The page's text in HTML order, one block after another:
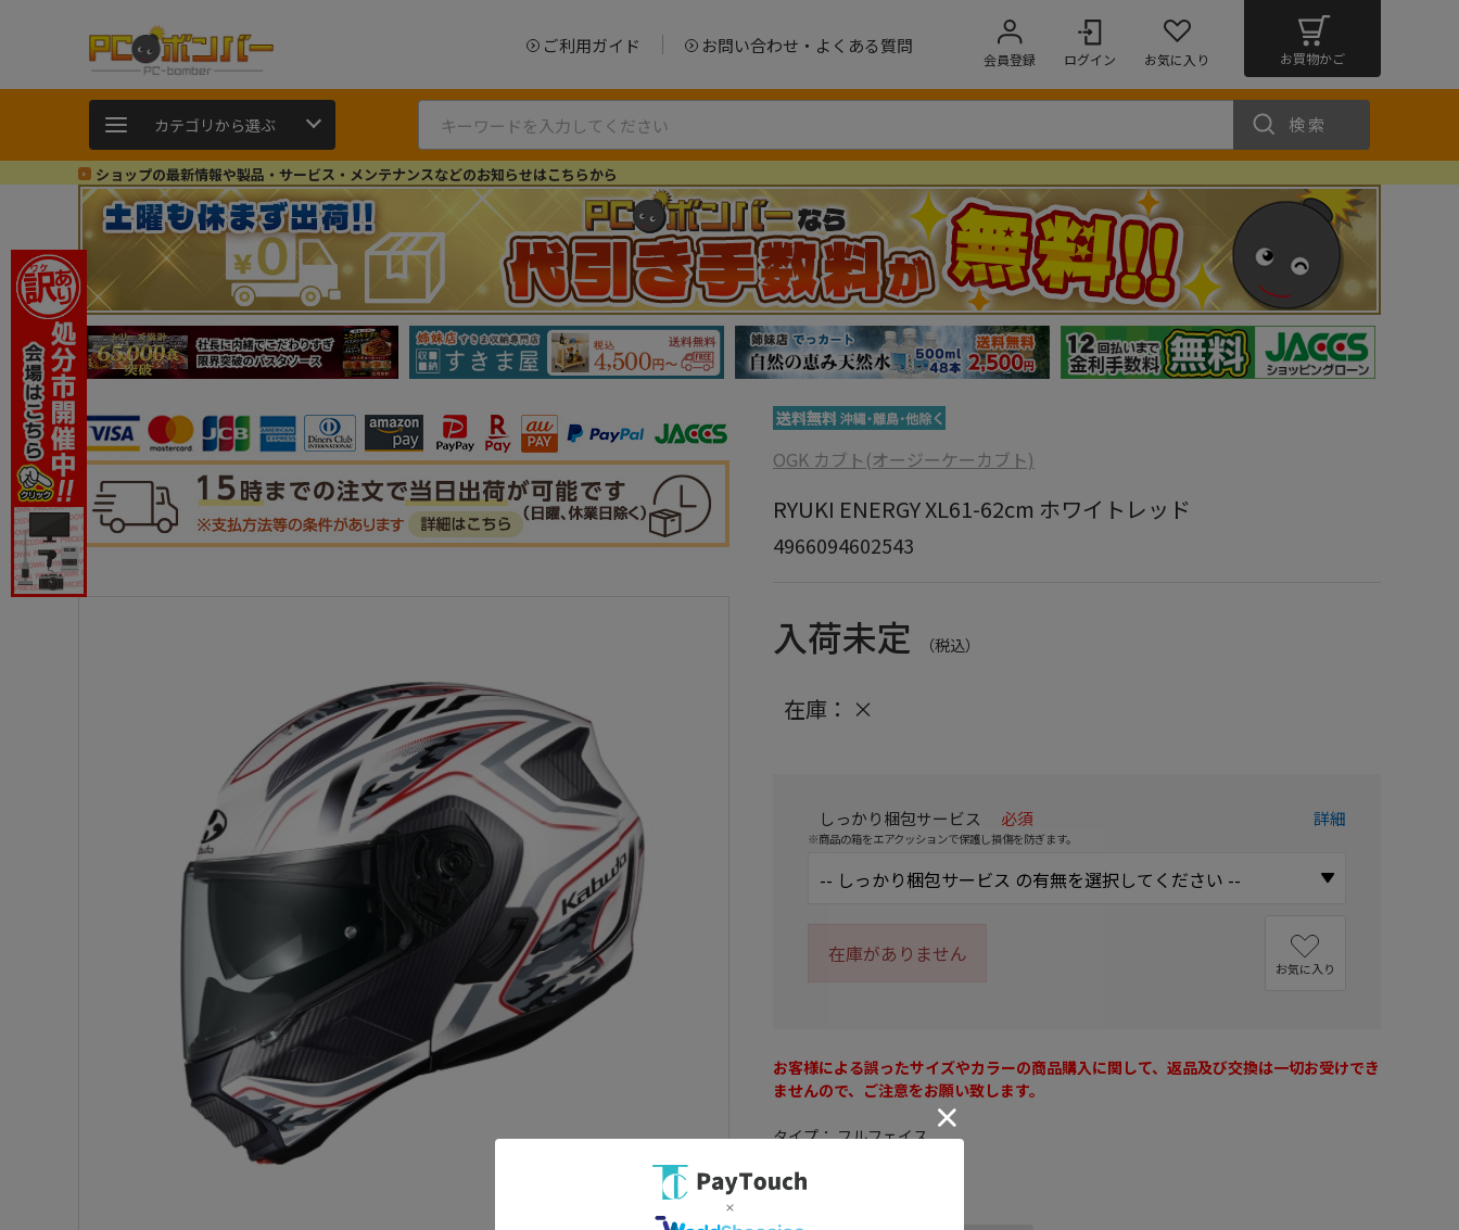
ご利用ガイド お問い合わせ・よくある質問
会員登録 ログイン お気に入り お買物かご
カテゴリから選ぶ 検索
ショップの最新情報や製品・サービス・メンテナンスなどのお知らせはこちらから
OGK カブト(オージーケーカブト)
RYUKI ENERGY XL61-62cm ホワイトレッド
4966094602543
入荷未定 （税込）
在庫： ×
しっかり梱包サービス 必須
※商品の箱をエアクッションで保護し損傷を防ぎます。
詳細
在庫がありません
お気に入り
お客様による誤ったサイズやカラーの商品購入に関して、返品及び交換は一切お受けでき
ませんので、ご注意をお願い致します。
タイプ： フルフェイス